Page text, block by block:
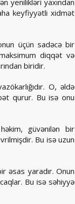
yenilikləri yaxından
keyfiyyətli xidmət
üçün sadəcə bir
diqqət və
biridir.
O, əldə
qurur. Bu isə onu
güvənilən bir
Bu isə uzun
əsas yaradır. Onun
Bu isə səhiyyə